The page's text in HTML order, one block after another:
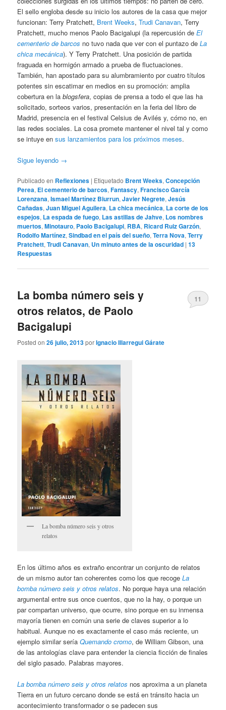
El sello engloba desde su inicio los autores de la casa que mejor
funcionan: Terry Pratchett, Brent Weeks,Trudi Canavan, Terry
Pratchett, mucho menos Paolo Bacigalupi (la repercusión deEl
cementerio de barcos no tuvo nada que ver con el puntazo deLa
chica mecánica). Y Terry Pratchett. Una posición de partida
fraguada en hormigón armado a prueba de fluctuaciones.
También, han apostado para su alumbramiento por cuatro títulos
potentes sin escatimar en medios en su promoción: amplia
cobertura en lablogsfera, copias de prensa a todo el que las ha
solicitado, sorteos varios, presentación en la feria del libro de
Madrid, presencia en el festival Celsius de Avilés y, cómo no, en
las redes sociales. La cosa promete mantener el nivel tal y como
se intuye ensus lanzamientos para los próximos meses.
Sigue leyendo →
Publicado en Reflexiones | Etiquetado Brent Weeks,Concepción
Perea, El cementerio de barcos,Fantascy,Francisco García
Lorenzana,Ismael Martínez Biurrun,Javier Negrete,Jesús
Cañadas,Juan Miguel Aguilera, La chica mecánica, La corte de los
espejos, La espada de fuego, Las astillas de Jahve, Los nombres
muertos,Minotauro, Paolo Bacigalupi, RBA, Ricard Ruiz Garzón,
Rodolfo Martínez,Sindbad en el país del sueño,Terra Nova,Terry
Pratchett,Trudi Canavan, Un minuto antes de la oscuridad |13
Respuestas
La bomba número seis y
otros relatos, de Paolo
Bacigalupi
Posted on26 julio, 2013porIgnacio Illarregui Gárate
11
La bomba número seis y otros
relatos
En los último años es extraño encontrar un conjunto de relatos
de un mismo autor tan coherentes como los que recogeLa
bomba número seis y otros relatos. No porque haya una relación
argumental entre sus once cuentos, que no la hay, o porque un
par compartan universo, que ocurre, sino porque en su inmensa
mayoría tienen en común una serie de claves superior a lo
habitual. Aunque no es exactamente el caso más reciente, un
ejemplo similar seríaQuemando cromo, de William Gibson, una
de las antologías clave para entender la ciencia ficción de finales
del siglo pasado. Palabras mayores.
La bomba número seis y otros relatos nos aproxima a un planeta
Tierra en un futuro cercano donde se está en tránsito hacia un
acontecimiento transformador o se padecen sus